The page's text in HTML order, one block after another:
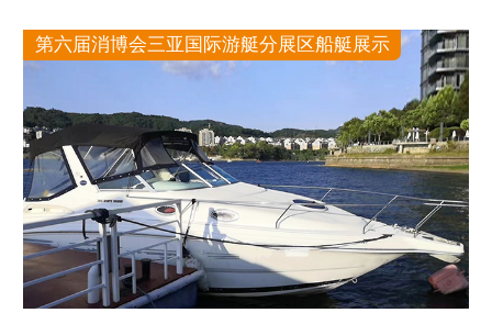
第六届消博会三亚国际游艇分展区船艇展示